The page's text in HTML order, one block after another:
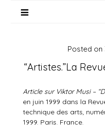
“Artistes.”La
Posted on
Article sur Viktor Musi –
en juin 1999 dans la
technique des arts,
1999. Paris. France.